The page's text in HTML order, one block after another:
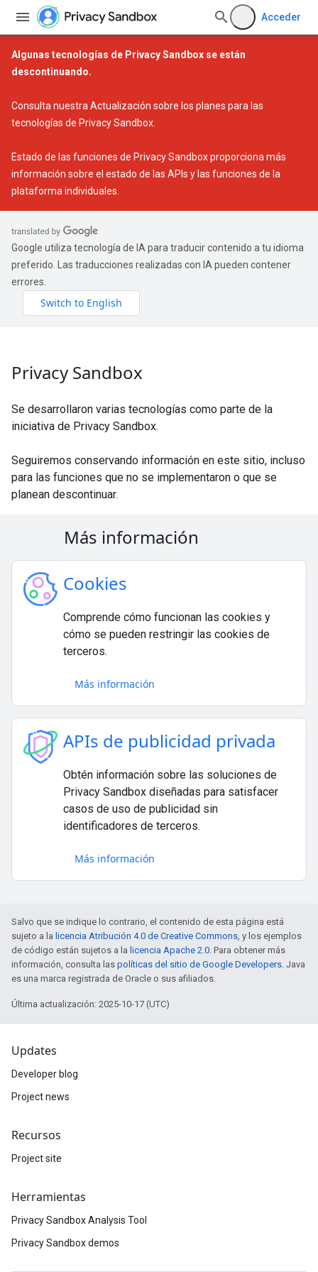
Acceder
Algunas tecnologías de Privacy Sandbox se están
descontinuando.
Consulta nuestra Actualización sobre los planes para las
tecnologías de Privacy Sandbox
Estado de las funciones de Privacy Sandboxproporciona más
información sobre el estado de las APIs y las funciones de la
plataforma individuales.
Google utiliza tecnología de IA para traducir contenido a tu idioma
preferido. Las traducciones realizadas con IA pueden contener
errores.
Privacy Sandbox
Se desarrollaron varias tecnologías como parte de la
iniciativa de Privacy Sandbox.
Seguiremos conservando información en este sitio, incluso
para las funciones que no se implementaron o que se
planean descontinuar.
Más información
Cookies
Comprende cómo funcionan las cookies y
cómo se pueden restringir las cookies de
terceros.
Más información
APIs de publicidad privada
Obtén información sobre las soluciones de
Privacy Sandbox diseñadas para satisfacer
casos de uso de publicidad sin
identificadores de terceros.
Más información
Salvo que se indique lo contrario, el contenido de esta página está
sujeto a la licencia Atribución 4.0 de Creative Commons, y los ejemplos
de código están sujetos a la licencia Apache 2.0. Para obtener más
información, consulta las políticas del sitio de Google Developers. Java
es una marca registrada de Oracle o sus afiliados.
Última actualización: 2025-10-17 (UTC)
Updates
Developer blog
Project news
Recursos
Project site
Herramientas
Privacy Sandbox Analysis Tool
Privacy Sandbox demos